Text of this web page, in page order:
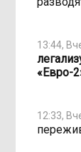
13:44,
«Евро-
12:33,